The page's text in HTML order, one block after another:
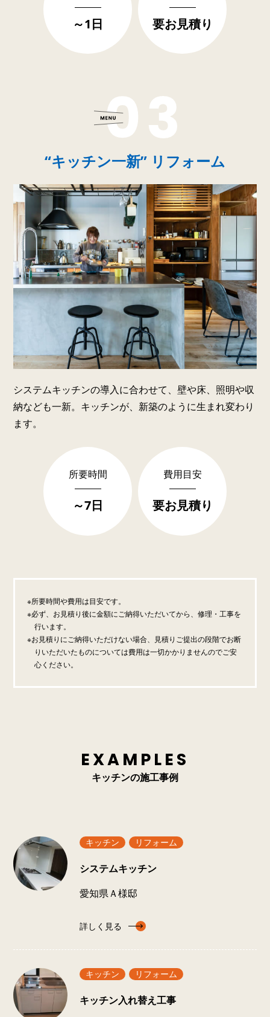
～1日 要お見積り
“キッチン一新” リフォーム
システムキッチンの導入に合わせて、壁や床、照明や収
納なども一新。キッチンが、新築のように生まれ変わり
ます。
所要時間
～7日
費用目安
要お見積り
所要時間や費用は目安です。
必ず、お見積り後に金額にご納得いただいてから、修理・工事を
行います。
お見積りにご納得いただけない場合、見積りご提出の段階でお断
りいただいたものについては費用は一切かかりませんのでご安
心ください。
EXAMPLES
キッチンの施工事例
キッチン リフォーム
システムキッチン
愛知県Ａ様邸
詳しく見る
キッチン リフォーム
キッチン入れ替え工事